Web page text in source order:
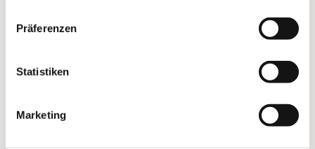
Präferenzen
Statistiken
Marketing